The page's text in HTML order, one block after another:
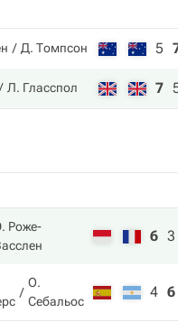
Д. Томпсон 5 7
Л. Гласспол 7 5
Роже-
6 3
О.
Себальос
4 6